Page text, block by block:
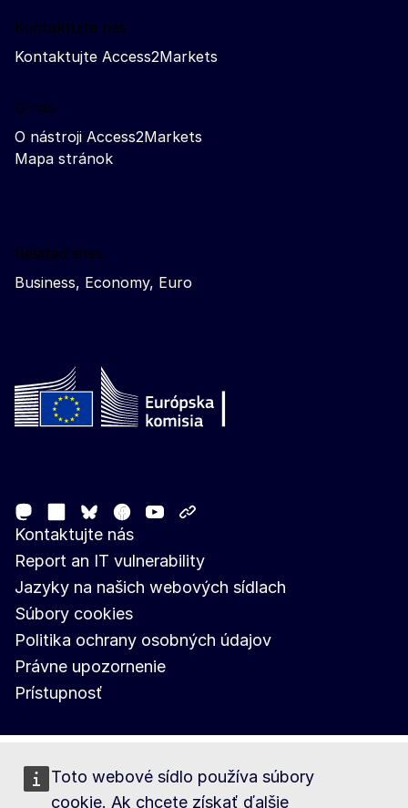
Toto webové sídlo používa súbory
cookie. Ak chcete získať ďalšie
Kontaktujte nás
Kontaktujte Access2Markets
O nás
O nástroji Access2Markets
Mapa stránok
Related sites
Business, Economy, Euro
MastodonLinkedIn
Bluesky
Facebook
Youtube
Kontaktujte nás
Report an IT vulnerability
Jazyky na našich webových sídlach
Súbory cookies
Politika ochrany osobných údajov
Právne upozornenie
Prístupnosť